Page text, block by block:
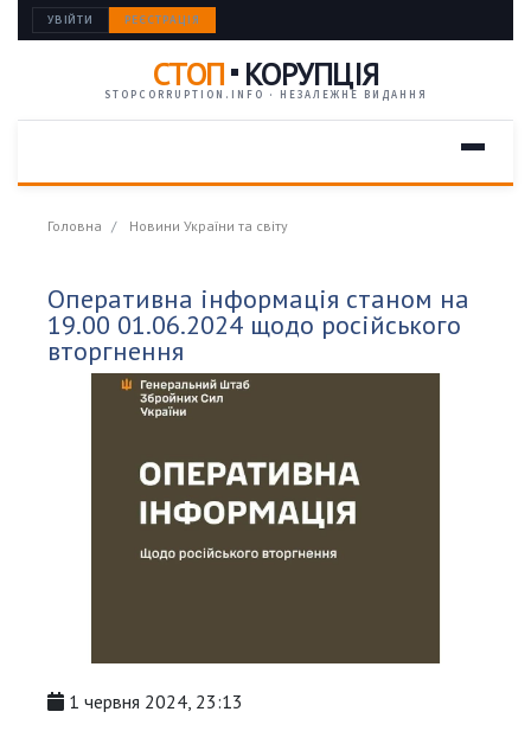
УВІЙТИ РЕЄСТРАЦІЯ
СТОП КОРУПЦІЯ
STOPCORRUPTION.INFO · НЕЗАЛЕЖНЕ ВИДАННЯ
Головна Новини України та світу
Оперативна інформація станом на
19.00 01.06.2024 щодо російського
вторгнення
1 червня 2024, 23:13